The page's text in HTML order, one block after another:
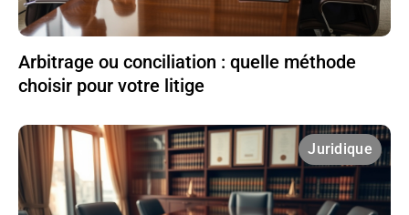
Arbitrage ou conciliation : quelle méthode
choisir pour votre litige
Juridique